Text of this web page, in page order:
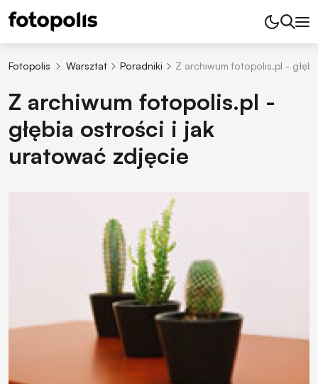
Fotopolis Warsztat Poradniki Z archiwum fotopolis.pl -
Z archiwum fotopolis.pl -
głębia ostrości i jak
uratować zdjęcie